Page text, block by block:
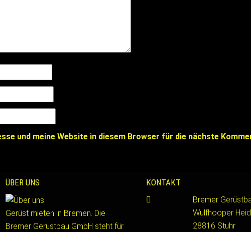
und meine Website in diesem Browser für die nächste
ÜBER UNS
Gerüst mieten in Bremen. Die
Bremer Gerüstbau GmbH steht für
KONTAKT
Bremer
Wulfhooper
28816 Stuhr